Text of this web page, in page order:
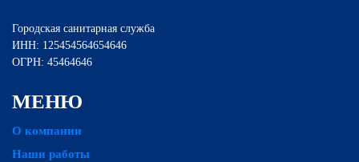
Городская санитарная служба
ИНН: 125454564654646
ОГРН: 45464646
МЕНЮ
О компании
Наши работы